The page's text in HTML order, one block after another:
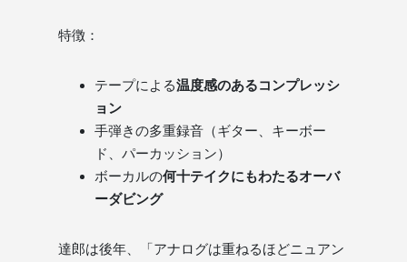
特徴：
テープによる温度感のあるコンプレッシ
ョン
手弾きの多重録音（ギター、キーボー
ド、パーカッション）
ボーカルの何十テイクにもわたるオーバ
ーダビング
達郎は後年、「アナログは重ねるほどニュアン